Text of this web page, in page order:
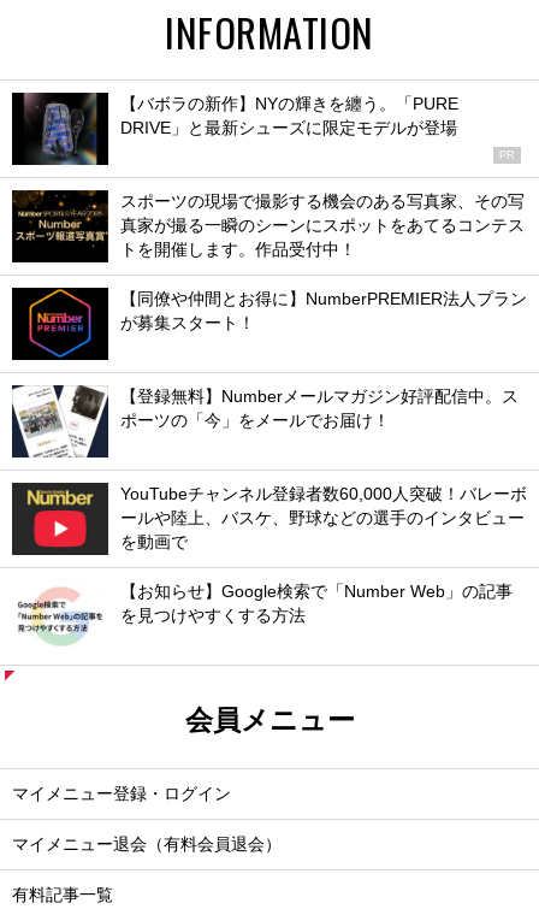
INFORMATION
【バボラの新作】NYの輝きを纏う。「PURE
DRIVE」と最新シューズに限定モデルが登場
PR
スポーツの現場で撮影する機会のある写真家、その写
真家が撮る一瞬のシーンにスポットをあてるコンテス
トを開催します。作品受付中！
【同僚や仲間とお得に】NumberPREMIER法人プラン
が募集スタート！
【登録無料】Numberメールマガジン好評配信中。ス
ポーツの「今」をメールでお届け！
YouTubeチャンネル登録者数60,000人突破！バレーボ
ールや陸上、バスケ、野球などの選手のインタビュー
を動画で
【お知らせ】Google検索で「Number Web」の記事
を見つけやすくする方法
会員メニュー
マイメニュー登録・ログイン
マイメニュー退会（有料会員退会）
有料記事一覧